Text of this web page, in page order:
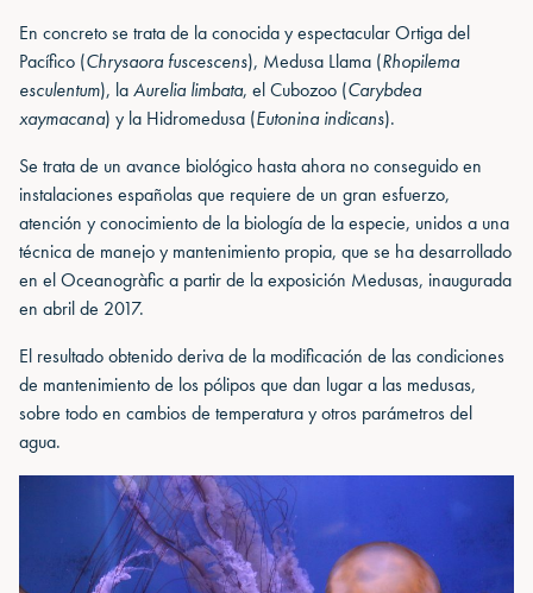
En concreto se trata de la conocida y espectacular Ortiga del
Pacífico (Chrysaora fuscescens), Medusa Llama (Rhopilema
esculentum), laAurelia limbata, el Cubozoo (Carybdea
xaymacana) y la Hidromedusa (Eutonina indicans).
Se trata de un avance biológico hasta ahora no conseguido en
instalaciones españolas que requiere de un gran esfuerzo,
atención y conocimiento de la biología de la especie, unidos a una
técnica de manejo y mantenimiento propia, que se ha desarrollado
en el Oceanogràfic a partir de la exposición Medusas, inaugurada
en abril de 2017.
El resultado obtenido deriva de la modificación de las condiciones
de mantenimiento de los pólipos que dan lugar a las medusas,
sobre todo en cambios de temperatura y otros parámetros del
agua.